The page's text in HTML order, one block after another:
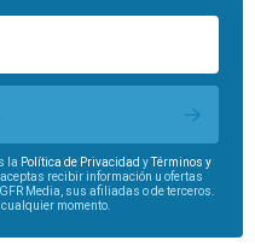
la Política de Privacidad yTérminos y
recibir información u ofertas
Media, sus afiliadas o de terceros.
momento.